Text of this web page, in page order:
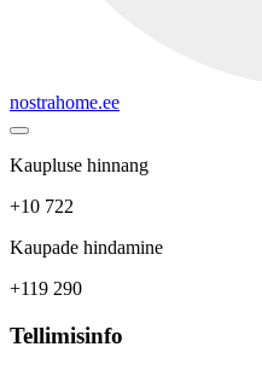
nostrahome.ee
Kaupluse hinnang
+10 722
Kaupade hindamine
+119 290
Tellimisinfo